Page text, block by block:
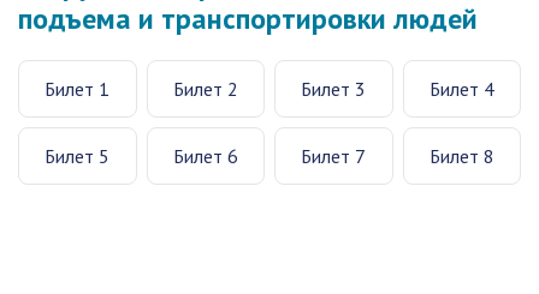
подъема и транспортировки людей
Билет 1 Билет 2 Билет 3 Билет 4
Билет 5 Билет 6 Билет 7 Билет 8